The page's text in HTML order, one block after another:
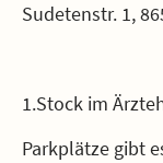
Sudetenstr. 1,
1.Stock im
Parkplätze gibt